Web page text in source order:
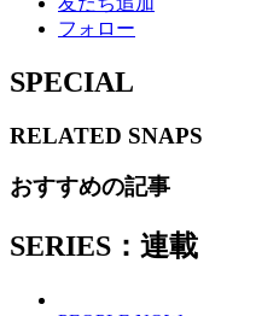
フォロー
SPECIAL
RELATED SNAPS
おすすめの記事
SERIES：連載